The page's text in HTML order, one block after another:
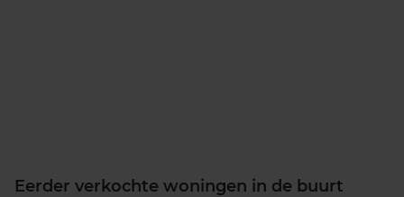
Eerder verkochte woningen in de buurt